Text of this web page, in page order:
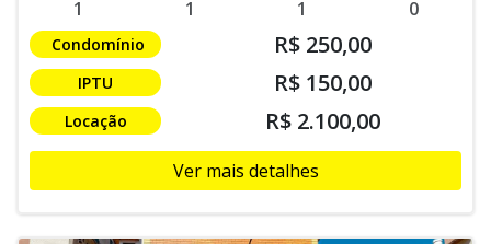
1 1 1 0
Condomínio R$ 250,00
IPTU R$ 150,00
Locação R$ 2.100,00
Ver mais detalhes